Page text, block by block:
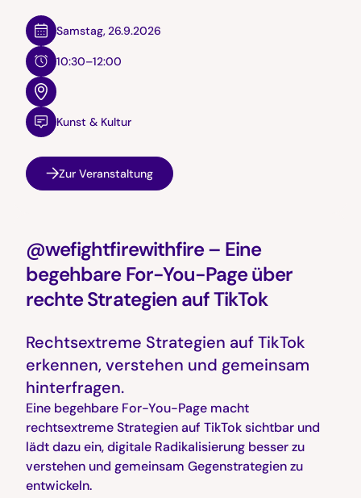
Samstag,26.9.2026
10:30–12:00
Kunst & Kultur
Zur Veranstaltung
@wefightfirewithfire – Eine
begehbare For-You-Page über
rechte Strategien auf TikTok
Rechtsextreme Strategien auf TikTok
erkennen, verstehen und gemeinsam
hinterfragen.
Eine begehbare For-You-Page macht
rechtsextreme Strategien auf TikTok sichtbar und
lädt dazu ein, digitale Radikalisierung besser zu
verstehen und gemeinsam Gegenstrategien zu
entwickeln.